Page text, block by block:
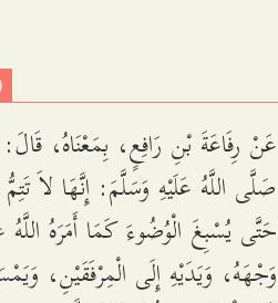
عَنْ رِفَاعَةَ بْنِ رَافِعٍ، بِمَعْنَاهُ،
صَلَّى اللَّهُ عَلَيْهِ وَسَلَّمَ: إِنَّهَا لاَ
حَتَّى يُسْبِغَ الْوُضُوءَ كَمَا أَمَرَهُ
وَجْهَهُ، وَيَدَيْهِ إِلَى الْمِرْفَقَيْنِ،